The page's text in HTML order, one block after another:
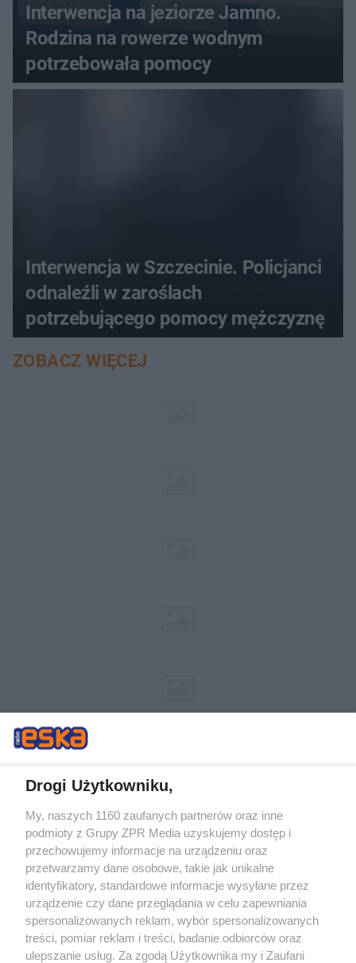
Interwencja na jeziorze Jamno.
Rodzina na rowerze wodnym
potrzebowała pomocy
Interwencja w Szczecinie. Policjanci
odnaleźli w zaroślach
potrzebującego pomocy mężczyznę
ZOBACZ WIĘCEJ
Żaden utwór zamieszczony w serwisie nie może być powielany i
rozpowszechniany lub dalej rozpowszechniany w jakikolwiek sposób (w
tym także elektroniczny lub mechaniczny) na jakimkolwiek polu
eksploatacji w jakiejkolwiek formie, włącznie z umieszczaniem w
Internecie bez pisemnej zgody właściciela praw. Jakiekolwiek użycie lub
wykorzystanie utworów w całości lub w części z naruszeniem prawa,
tzn. bez właściwej zgody, jest zabronione pod groźbą kary i może być
ścigane prawnie.
Drogi Użytkowniku,
My, naszych 1160 zaufanych partnerów oraz inne
podmioty z Grupy ZPR Media uzyskujemy dostęp i
przechowujemy informacje na urządzeniu oraz
przetwarzamy dane osobowe, takie jak unikalne
identyfikatory, standardowe informacje wysyłane przez
urządzenie czy dane przeglądania w celu zapewniania
spersonalizowanych reklam, wybór spersonalizowanych
treści, pomiar reklam i treści, badanie odbiorców oraz
ulepszanie usług. Za zgodą Użytkownika my i Zaufani